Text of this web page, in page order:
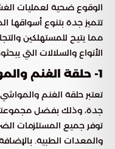
الوقوع ضحية لعمليات
تتميز جدة بتنوع أسواقها
مما يتيح للمستهلكين
الأنواع والسلالات التي
1- حلقة الغنم والمواشي والعلف
تعتبر حلقة الغنم
جدة، وذلك بفضل
توفر جميع المستلزمات
والمعدات الطبية.